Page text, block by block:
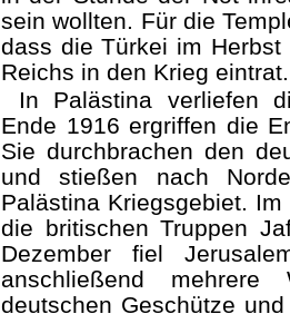
sein wollten. Für die
dass die Türkei im
Reichs in den Krieg eintrat.
In Palästina verliefen
Ende 1916 ergriffen die
Sie durchbrachen den
und stießen nach
Palästina Kriegsgebiet.
die britischen Truppen
Dezember fiel
anschließend
deutschen Geschütze